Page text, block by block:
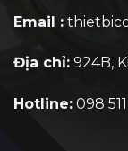
Email :
Địa chỉ: 924B,
Hotline: 098